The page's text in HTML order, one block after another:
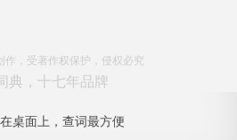
作，受著作权保护，侵权必究
典，十七年品牌
桌面上，查词最方便